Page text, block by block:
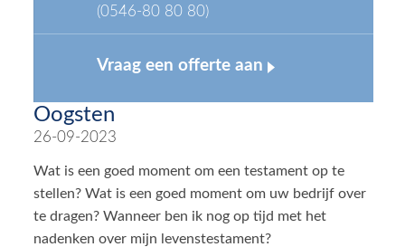
(0546-80 80 80)
Vraag een offerte aan
Oogsten
26-09-2023
Wat is een goed moment om een testament op te
stellen? Wat is een goed moment om uw bedrijf over
te dragen? Wanneer ben ik nog op tijd met het
nadenken over mijn levenstestament?